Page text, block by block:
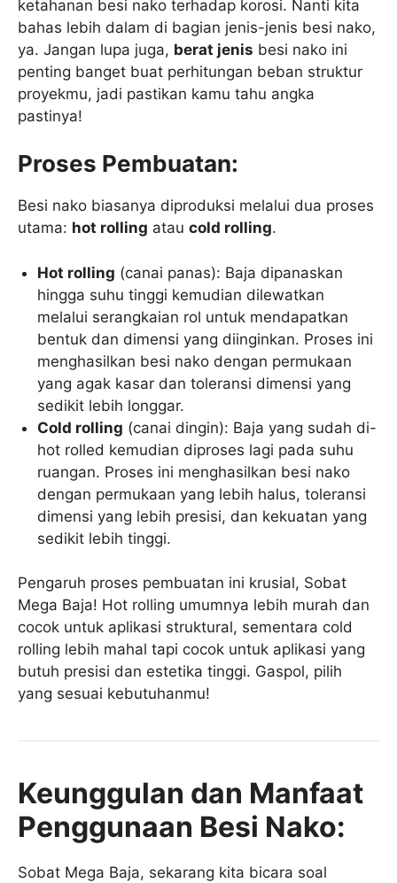
ketahanan besi nako terhadap korosi. Nanti kita
bahas lebih dalam di bagian jenis-jenis besi nako,
ya. Jangan lupa juga, berat jenis besi nako ini
penting banget buat perhitungan beban struktur
proyekmu, jadi pastikan kamu tahu angka
pastinya!
Proses Pembuatan:
Besi nako biasanya diproduksi melalui dua proses
utama: hot rolling atau cold rolling.
Hot rolling (canai panas): Baja dipanaskan
hingga suhu tinggi kemudian dilewatkan
melalui serangkaian rol untuk mendapatkan
bentuk dan dimensi yang diinginkan. Proses ini
menghasilkan besi nako dengan permukaan
yang agak kasar dan toleransi dimensi yang
sedikit lebih longgar.
Cold rolling (canai dingin): Baja yang sudah di-
hot rolled kemudian diproses lagi pada suhu
ruangan. Proses ini menghasilkan besi nako
dengan permukaan yang lebih halus, toleransi
dimensi yang lebih presisi, dan kekuatan yang
sedikit lebih tinggi.
Pengaruh proses pembuatan ini krusial, Sobat
Mega Baja! Hot rolling umumnya lebih murah dan
cocok untuk aplikasi struktural, sementara cold
rolling lebih mahal tapi cocok untuk aplikasi yang
butuh presisi dan estetika tinggi. Gaspol, pilih
yang sesuai kebutuhanmu!
Keunggulan dan Manfaat
Penggunaan Besi Nako:
Sobat Mega Baja, sekarang kita bicara soal